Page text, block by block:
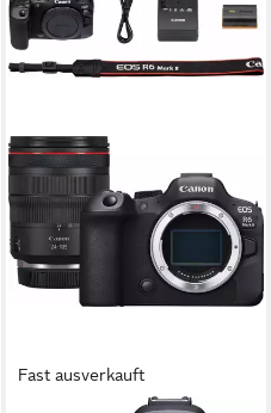
Fast ausverkauft